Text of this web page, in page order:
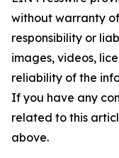
without warranty
responsibility or
images, videos,
reliability of the
If you have any
related to this
above.